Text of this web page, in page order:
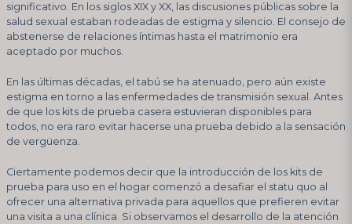
significativo. En los siglos XIX y XX, las discusiones públicas sobre la
salud sexual estaban rodeadas de estigma y silencio. El consejo de
abstenerse de relaciones íntimas hasta el matrimonio era
aceptado por muchos.
En las últimas décadas, el tabú se ha atenuado, pero aún existe
estigma en torno a las enfermedades de transmisión sexual. Antes
de que los kits de prueba casera estuvieran disponibles para
todos, no era raro evitar hacerse una prueba debido a la sensación
de vergüenza.
Ciertamente podemos decir que la introducción de los kits de
prueba para uso en el hogar comenzó a desafiar el statu quo al
ofrecer una alternativa privada para aquellos que prefieren evitar
una visita a una clínica. Si observamos el desarrollo de la atención